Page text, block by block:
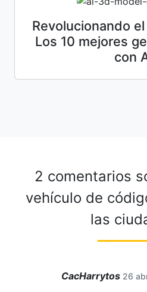
Revolucionando
Los 10 mejores
con
2 comentarios
vehículo de
las
CacHarrytos 26